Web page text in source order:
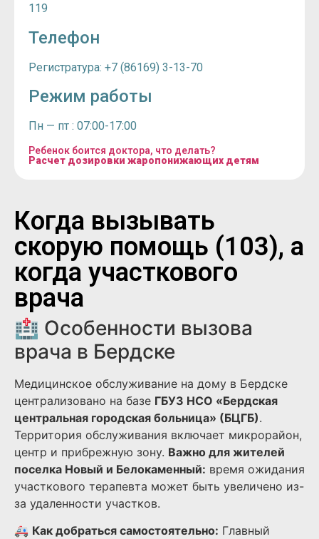
119
Телефон
Регистратура: +7 (86169) 3-13-70
Режим работы
Пн — пт : 07:00-17:00
Ребенок боится доктора, что делать?
Расчет дозировки жаропонижающих детям
Когда вызывать
скорую помощь (103), а
когда участкового
врача
🏥 Особенности вызова
врача в Бердске
Медицинское обслуживание на дому в Бердске
централизовано на базе ГБУЗ НСО «Бердская
центральная городская больница» (БЦГБ).
Территория обслуживания включает микрорайон,
центр и прибрежную зону. Важно для жителей
поселка Новый и Белокаменный: время ожидания
участкового терапевта может быть увеличено из-
за удаленности участков.
🚑 Как добраться самостоятельно: Главный